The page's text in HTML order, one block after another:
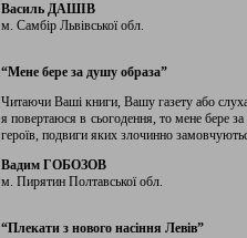
Василь ДАШІВ
м. Самбір Львівської обл.
“Мене бере за душу образа”
Читаючи Ваші книги, Вашу газету або
я повертаюся в сьогодення, то мене бере
героїв, подвиги яких злочинно
Вадим ГОБОЗОВ
м. Пирятин Полтавської обл.
“Плекати з нового насіння Левів”